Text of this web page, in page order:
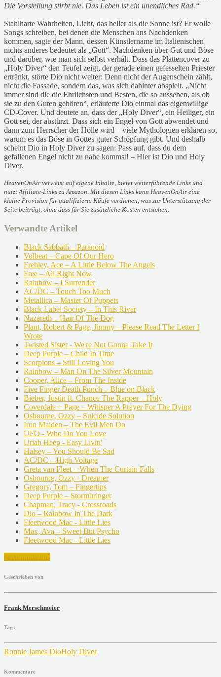
Die Vorstellung stirbt nie. Das Leben ist ein unendliches Rad.“
Stahlharte Wahrheiten, Licht, das heller als die Sonne ist? Er wolle
Songs schreiben, bei denen die Menschen ans Nachdenken
kommen, sagte der Mann, dessen Künstlername im Italienischen
nichts anderes bedeutet als „Gott“. Nachdenken über Gut und Böse
und darüber, wie man sich selbst verhält. Dass das Plattencover zu
„Holy Diver“ den Teufel zeigt, der gerade einen gefesselten Priester
ertränkt, störte Dio nicht weiter: Denn nicht der Augenschein zählt,
nicht die Fassade, sondern das, was sich dahinter abspielt. „Nicht
immer sind die die Ehrlichsten und Besten, die so aussehen, als ob
sie zu den Guten gehören“, erläuterte Dio einmal das eigenwillige
CD-Cover. Und deutete an, dass der „Holy Diver“, ein Heiliger, ein
Gott sei, der abstürzt. Dass sich ein Engel von Gott abwendet und
dann zum Herrscher der Hölle wird – viele Mythologien erklären so,
warum es das Böse in Gottes guter Schöpfung gibt. Und deshalb
scheint Dio in Holy Diver zu sagen: Pass auf, dass du dem
gefallenen Engel nicht zu nahe kommst! – Hier ist Dio und Holy
Diver.
HeavenOnAir verweist auf eigene Inhalte, bietet weiterführende Links und
nutzt Affiliate-Links zu Amazon. Mit diesen Links kann HeavenOnAir eine
kleine Provision für qualifizierte Käufe verdienen, was zur Unterstützung der
Seite beiträgt, ohne dass für Sie zusätzliche Kosten entstehen.
Verwandte Artikel
Black Sabbath – Paranoid
Volbeat – Cape Of Our Hero
Frehley, Ace – A Little Below The Angels
Free – All Right Now
Rainbow – I Surrender
AC/DC – Touch Too Much
Metallica – Master Of Puppets
Black Label Society – In This River
Nazareth – Hair Of The Dog
Plant, Robert & Page, Jimmy – Please Read The Letter I
Wrote
Twisted Sister - We're Not Gonna Take It
Deep Purple – Child In Time
Scorpions – Still Loving You
Rainbow – Man On The Silver Mountain
Cooper, Alice – From The Inside
Five Finger Death Punch – Blue on Black
Bieber, Justin ft. Chance The Rapper – Holy
Coverdale + Page – Whisper A Prayer For The Dying
Osbourne, Ozzy – Suicide Solution
Iron Maiden – The Evil Men Do
UFO - Who Do You Love
Uriah Heep - Easy Livin'
Halsey – You Should Be Sad
AC/DC – High Voltage
Greta van Fleet – When The Curtain Falls
Osbourne, Ozzy - Dreamer
Gregory, Tom – Fingertips
Deep Purple – Stormbringer
Chapman, Tracy - Crossroads
Dio – Rainbow In The Dark
Fleetwood Mac - Little Lies
Max, Ava – Sweet But Psycho
Fleetwood Mac - Little Lies
Geschrieben von
Frank Merschmeier
Tags
Ronnie James DioHoly Diver
Kommentare